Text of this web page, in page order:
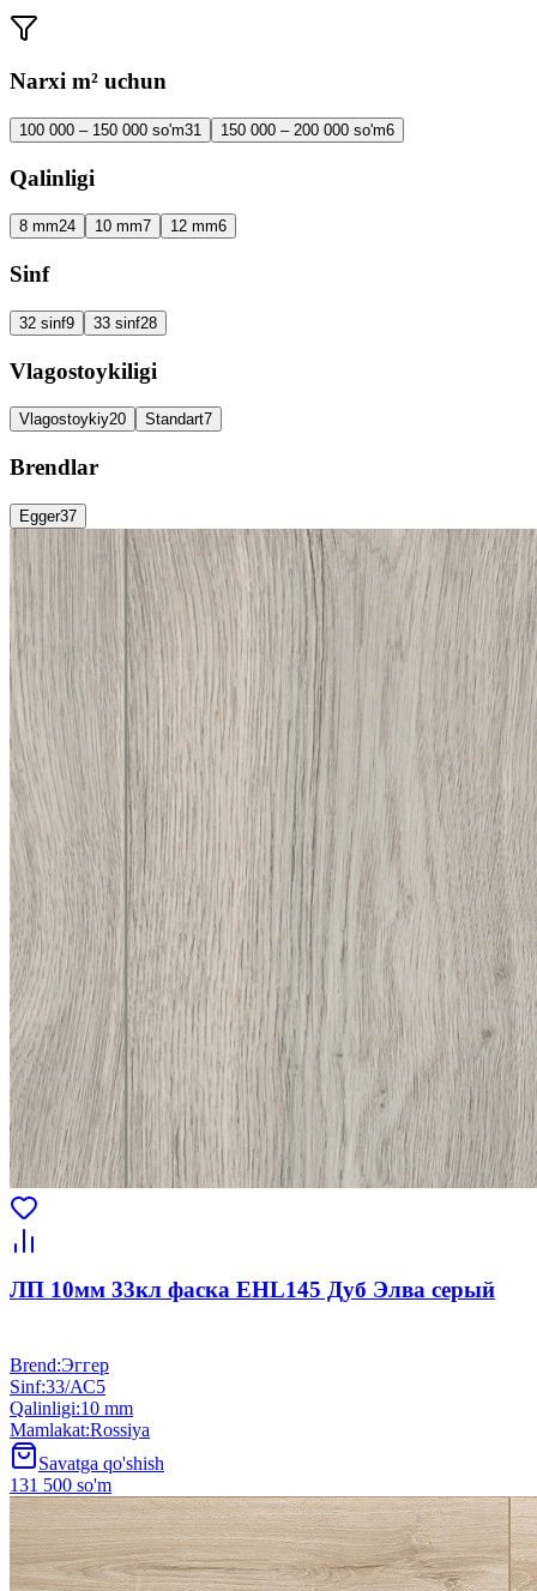
Narxi m² uchun
100 000 – 150 000 so'm31 150 000 – 200 000 so'm6
Qalinligi
8 mm24 10 mm7 12 mm6
Sinf
32 sinf9 33 sinf28
Vlagostoykiligi
Vlagostoykiy20 Standart7
Brendlar
Egger37
ЛП 10мм 33кл фаска EHL145 Дуб Элва серый
Brend:Эггер
Sinf:33/АС5
Qalinligi:10 mm
Mamlakat:Rossiya
Savatga qo'shish
131 500 so'm